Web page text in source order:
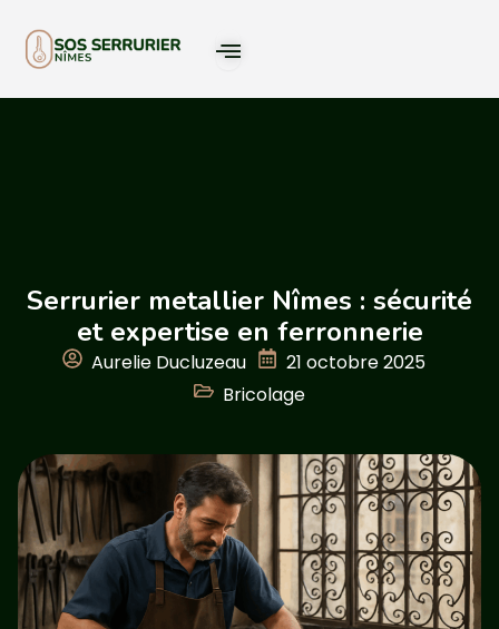
Serrurier metallier Nîmes : sécurité
et expertise en ferronnerie
Aurelie Ducluzeau
21 octobre 2025
Bricolage